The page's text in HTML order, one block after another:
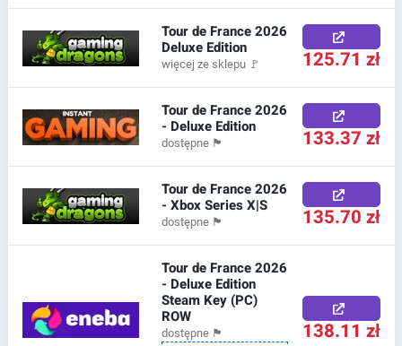
Tour de France 2026
Deluxe Edition
więcej ze sklepu 🚩 125.71 zł
Tour de France 2026
- Deluxe Edition
dostępne 🏴 133.37 zł
Tour de France 2026
- Xbox Series X|S
dostępne 🏴 135.70 zł
Tour de France 2026
- Deluxe Edition
Steam Key (PC)
ROW
dostępne 🏴 138.11 zł